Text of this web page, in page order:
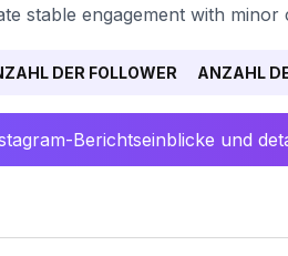
stable engagement with minor
DER FOLLOWER ANZAHL
Berichtseinblicke und